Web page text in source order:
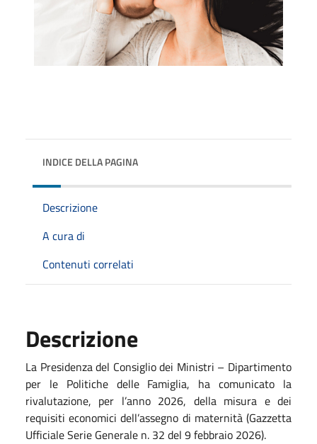
INDICE DELLA PAGINA
Descrizione
A cura di
Contenuti correlati
Descrizione
La Presidenza del Consiglio dei Ministri – Dipartimento
per le Politiche delle Famiglia, ha comunicato la
rivalutazione, per l’anno 2026, della misura e dei
requisiti economici dell’assegno di maternità (Gazzetta
Ufficiale Serie Generale n. 32 del 9 febbraio 2026).